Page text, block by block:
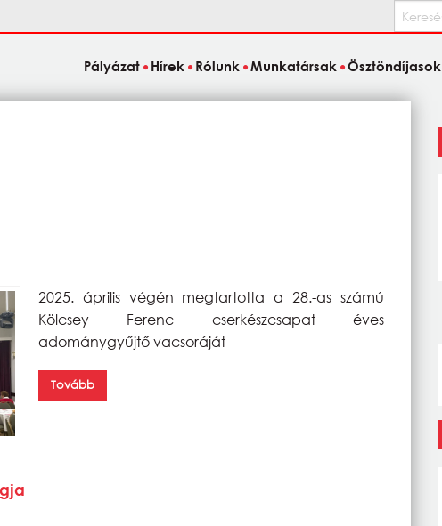
Keresés
Pályázat Hírek Rólunk Munkatársak Ösztöndíjasok
2025. április végén megtartotta a 28.-as számú
Kölcsey Ferenc cserkészcsapat éves
adománygyűjtő vacsoráját
Tovább